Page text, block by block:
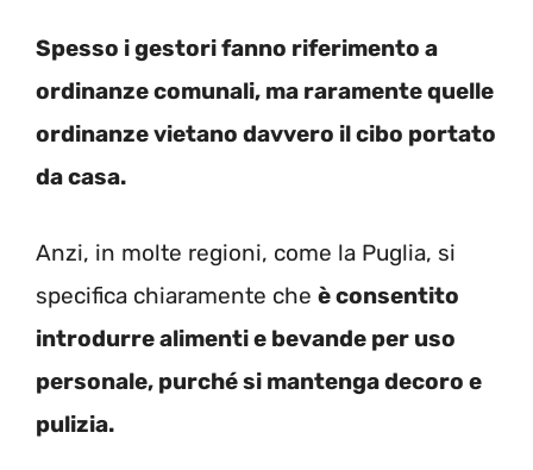
Spesso i gestori fanno riferimento a
ordinanze comunali, ma raramente quelle
ordinanze vietano davvero il cibo portato
da casa.
Anzi, in molte regioni, come la Puglia, si
specifica chiaramente che è consentito
introdurre alimenti e bevande per uso
personale, purché si mantenga decoro e
pulizia.